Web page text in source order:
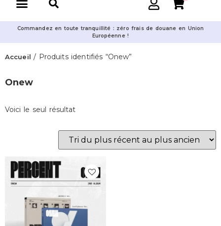
Commandez en toute tranquillité : zéro frais de douane en Union
Européenne !
Accueil / Produits identifiés “Onew”
Onew
Voici le seul résultat